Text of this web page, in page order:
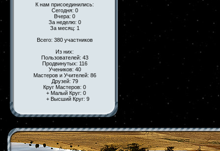
К нам присоединились:
Сегодня: 0
Вчера: 0
За неделю: 0
За месяц: 1
Всего: 380 участников
Из них:
Пользователей: 43
Продвинутых: 116
Учеников: 40
Мастеров и Учителей: 86
Друзей: 79
Круг Мастеров: 0
+ Малый Круг: 0
+ Высший Круг: 9